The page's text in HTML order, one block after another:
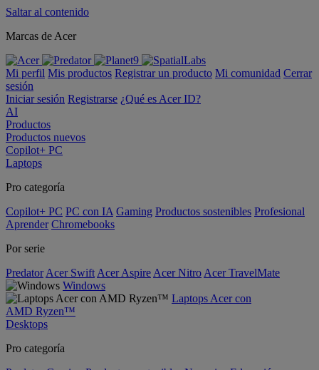
Saltar al contenido
Marcas de Acer
Mi perfil Mis productos Registrar un producto Mi comunidad Cerrar
sesión
Iniciar sesión Registrarse ¿Qué es Acer ID?
AI
Productos
Productos nuevos
Copilot+ PC
Laptops
Pro categoría
Copilot+ PC PC con IA Gaming Productos sostenibles Profesional
Aprender Chromebooks
Por serie
Predator Acer Swift Acer Aspire Acer Nitro Acer TravelMate
Windows
Laptops Acer con
AMD Ryzen™
Desktops
Pro categoría